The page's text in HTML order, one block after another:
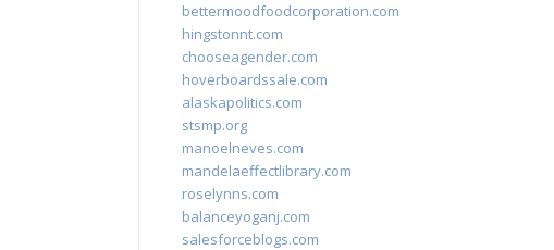
bettermoodfoodcorporation.com
hingstonnt.com
chooseagender.com
hoverboardssale.com
alaskapolitics.com
stsmp.org
manoelneves.com
mandelaeffectlibrary.com
roselynns.com
balanceyoganj.com
salesforceblogs.com